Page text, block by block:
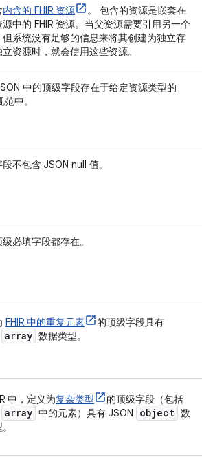
内含的 FHIR 资源
。 包含的资源是嵌套在
源中的 FHIR 资源。当父资源需要引用另一个
但系统没有足够的信息来将其创建为独立存
资源时，就会使用这些资源。
中的顶级字段存在于给定资源类型的
范中。
不包含 JSON null 值。
必填字段都存在。
FHIR 中的重复元素
的顶级字段具有
array 数据类型。
中，定义为复杂类型
的顶级字段（包括
array 中的元素）具有 JSON object 数